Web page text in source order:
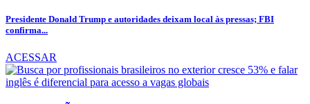
Presidente Donald Trump e autoridades deixam local às pressas; FBI
confirma...
ACESSAR